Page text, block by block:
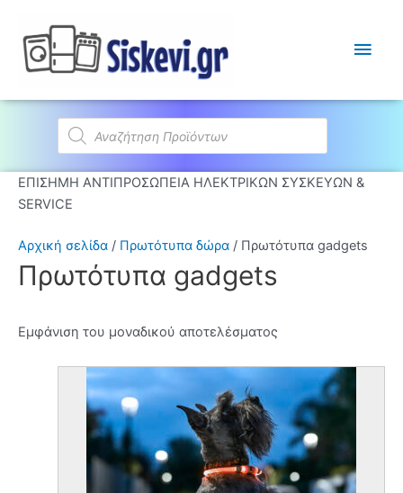
Products
search
Αρχική σελίδα / Πρωτότυπα δώρα / Πρωτότυπα gadgets
Πρωτότυπα gadgets
Εμφάνιση του μοναδικού αποτελέσματος
ΕΠΙΣΗΜΗ ΑΝΤΙΠΡΟΣΩΠΕΙΑ ΗΛΕΚΤΡΙΚΩΝ ΣΥΣΚΕΥΩΝ &
SERVICE